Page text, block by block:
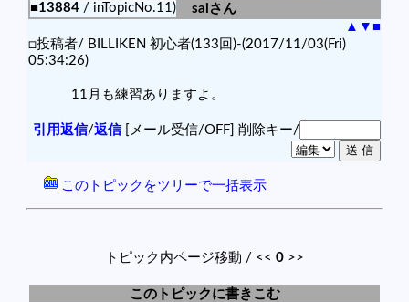
■13884 / inTopicNo.11)
saiさん
▲ ▼ ■
□投稿者/ BILLIKEN 初心者(133回)-(2017/11/03(Fri)
05:34:26)
11月も練習ありますよ。
引用返信/返信[メール受信/OFF] 削除キー/
このトピックをツリーで一括表示
トピック内ページ移動 / << 0 >>
このトピックに書きこむ